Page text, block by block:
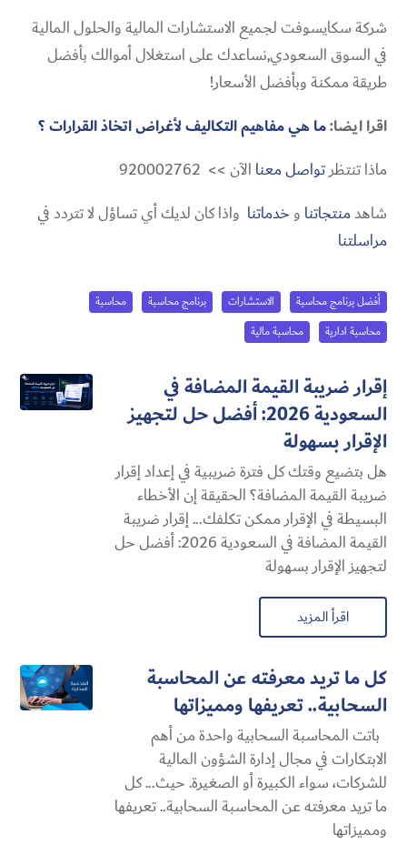
شركة سكايسوفت لجميع الاستشارات المالية والحلول المالية
في السوق السعودي,نساعدك على استغلال أموالك بأفضل
طريقة ممكنة وبأفضل الأسعار!
اقرا ايضا:ما هي مفاهيم التكاليف لأغراض اتخاذ القرارات ؟
ماذا تنتظرتواصل معنا الآن >> 920002762
شاهدمنتجاتنا وخدماتنا واذا كان لديك أي تساؤل لا تتردد في
مراسلتنا
أفضل برنامج محاسبة الاستشارات برنامج محاسبة
محاسبة
محاسبة ادارية
محاسبة مالية
إقرار ضريبة القيمة المضافة في
السعودية 2026: أفضل حل لتجهيز
الإقرار بسهولة
هل بتضيع وقتك كل فترة ضريبية في إعداد إقرار
ضريبة القيمة المضافة؟ الحقيقة إن الأخطاء
البسيطة في الإقرار ممكن تكلفك... إقرار ضريبة
القيمة المضافة في السعودية 2026: أفضل حل
لتجهيز الإقرار بسهولة
اقرأ المزيد
كل ما تريد معرفته عن المحاسبة
السحابية​.. تعريفها ومميزاتها
باتت المحاسبة السحابية​ واحدة من أهم
الابتكارات في مجال إدارة الشؤون المالية
للشركات، سواء الكبيرة أو الصغيرة. حيث... كل
ما تريد معرفته عن المحاسبة السحابية​.. تعريفها
ومميزاتها